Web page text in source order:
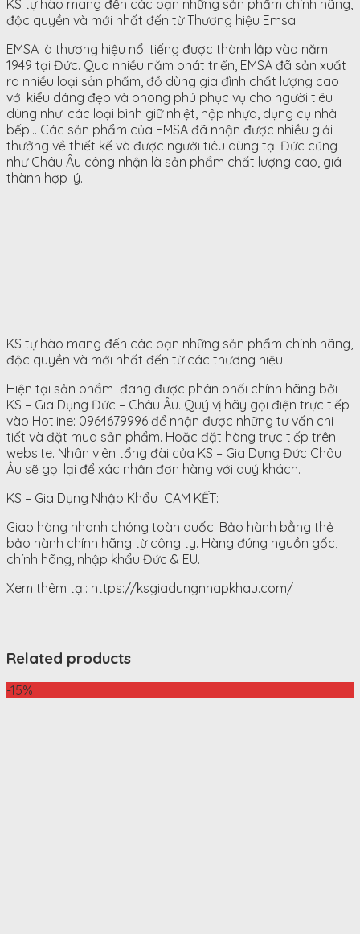
KS tự hào mang đến các bạn những sản phẩm chính hãng,
độc quyền và mới nhất đến từ Thương hiệu Emsa.
EMSA là thương hiệu nổi tiếng được thành lập vào năm
1949 tại Đức. Qua nhiều năm phát triển, EMSA đã sản xuất
ra nhiều loại sản phẩm, đồ dùng gia đình chất lượng cao
với kiểu dáng đẹp và phong phú phục vụ cho người tiêu
dùng như: các loại bình giữ nhiệt, hộp nhựa, dụng cụ nhà
bếp… Các sản phẩm của EMSA đã nhận được nhiều giải
thưởng về thiết kế và được người tiêu dùng tại Đức cũng
như Châu Âu công nhận là sản phẩm chất lượng cao, giá
thành hợp lý.
KS tự hào mang đến các bạn những sản phẩm chính hãng,
độc quyền và mới nhất đến từ các thương hiệu
Hiện tại sản phẩm đang được phân phối chính hãng bởi
KS – Gia Dụng Đức – Châu Âu. Quý vị hãy gọi điện trực tiếp
vào Hotline: 0964679996 để nhận được những tư vấn chi
tiết và đặt mua sản phẩm. Hoặc đặt hàng trực tiếp trên
website. Nhân viên tổng đài của KS – Gia Dụng Đức Châu
Âu sẽ gọi lại để xác nhận đơn hàng với quý khách.
KS – Gia Dụng Nhập Khẩu CAM KẾT:
Giao hàng nhanh chóng toàn quốc. Bảo hành bằng thẻ
bảo hành chính hãng từ công ty. Hàng đúng nguồn gốc,
chính hãng, nhập khẩu Đức & EU.
Xem thêm tại: https://ksgiadungnhapkhau.com/
Related products
-15%